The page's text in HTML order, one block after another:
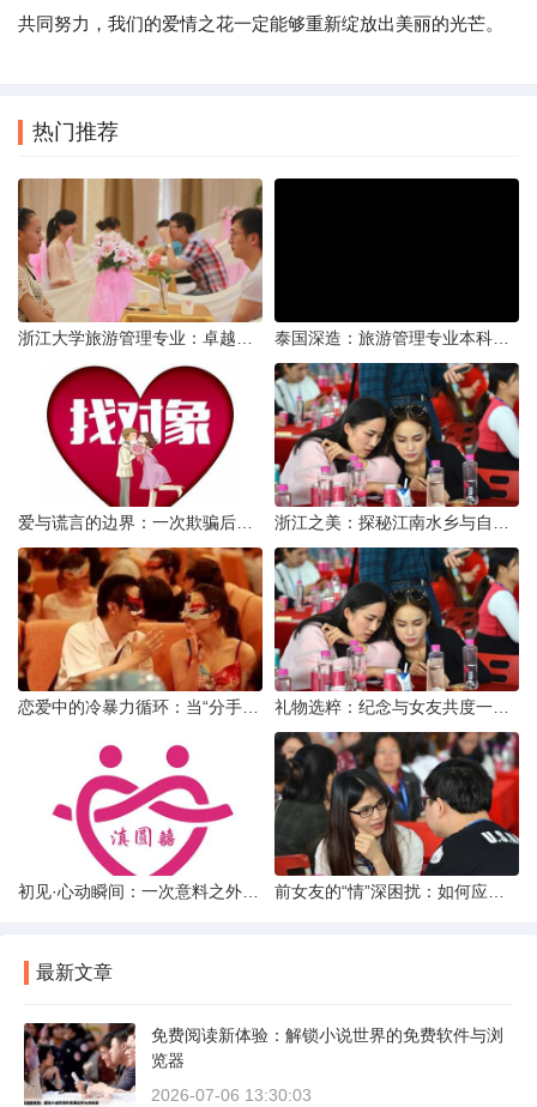
共同努力，我们的爱情之花一定能够重新绽放出美丽的光芒。
热门推荐
最新文章
免费阅读新体验：解锁小说世界的免费软件与浏
览器
2026-07-06 13:30:03